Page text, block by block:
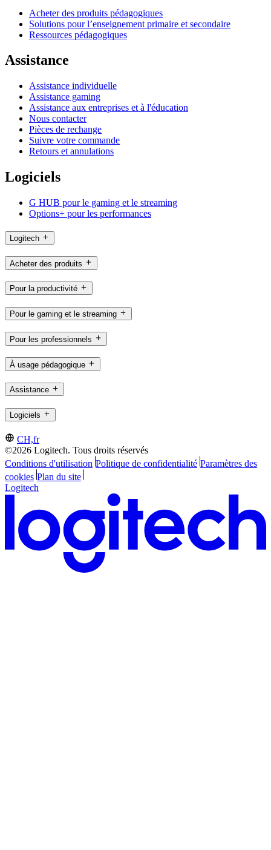
Acheter des produits pédagogiques
Solutions pour l’enseignement primaire et secondaire
Ressources pédagogiques
Assistance
Assistance individuelle
Assistance gaming
Assistance aux entreprises et à l'éducation
Nous contacter
Pièces de rechange
Suivre votre commande
Retours et annulations
Logiciels
G HUB pour le gaming et le streaming
Options+ pour les performances
Logitech
Acheter des produits
Pour la productivité
Pour le gaming et le streaming
Pour les professionnels
À usage pédagogique
Assistance
Logiciels
CH,fr
©2026 Logitech. Tous droits réservés
Conditions d'utilisation Politique de confidentialité Paramètres des
cookies Plan du site
Logitech